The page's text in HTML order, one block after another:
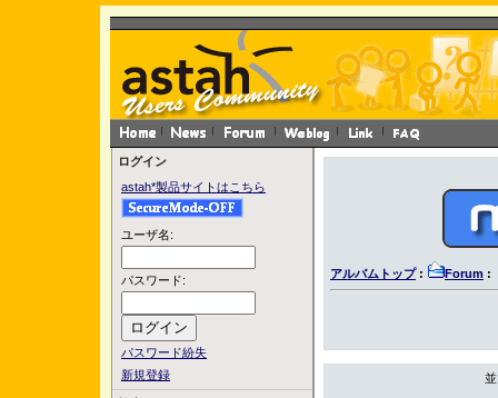
ログイン
astah*製品サイトはこちら
ユーザ名:
パスワード:
パスワード紛失
新規登録
アルバムトップ: Forum :